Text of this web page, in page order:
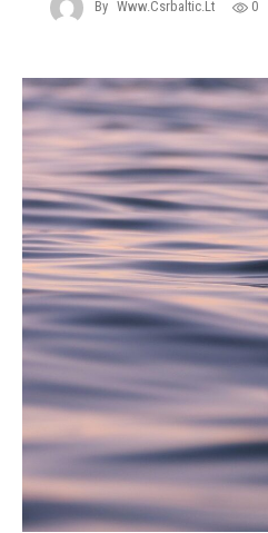
By Www.csrbaltic.lt 0